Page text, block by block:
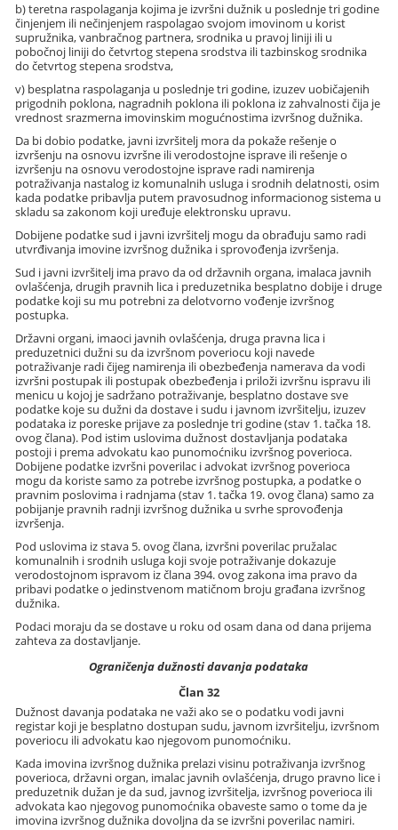
b) teretna raspolaganja kojima je izvršni dužnik u poslednje tri godine
činjenjem ili nečinjenjem raspolagao svojom imovinom u korist
supružnika, vanbračnog partnera, srodnika u pravoj liniji ili u
pobočnoj liniji do četvrtog stepena srodstva ili tazbinskog srodnika
do četvrtog stepena srodstva,
v) besplatna raspolaganja u poslednje tri godine, izuzev uobičajenih
prigodnih poklona, nagradnih poklona ili poklona iz zahvalnosti čija je
vrednost srazmerna imovinskim mogućnostima izvršnog dužnika.
Da bi dobio podatke, javni izvršitelj mora da pokaže rešenje o
izvršenju na osnovu izvršne ili verodostojne isprave ili rešenje o
izvršenju na osnovu verodostojne isprave radi namirenja
potraživanja nastalog iz komunalnih usluga i srodnih delatnosti, osim
kada podatke pribavlja putem pravosudnog informacionog sistema u
skladu sa zakonom koji uređuje elektronsku upravu.
Dobijene podatke sud i javni izvršitelj mogu da obrađuju samo radi
utvrđivanja imovine izvršnog dužnika i sprovođenja izvršenja.
Sud i javni izvršitelj ima pravo da od državnih organa, imalaca javnih
ovlašćenja, drugih pravnih lica i preduzetnika besplatno dobije i druge
podatke koji su mu potrebni za delotvorno vođenje izvršnog
postupka.
Državni organi, imaoci javnih ovlašćenja, druga pravna lica i
preduzetnici dužni su da izvršnom poveriocu koji navede
potraživanje radi čijeg namirenja ili obezbeđenja namerava da vodi
izvršni postupak ili postupak obezbeđenja i priloži izvršnu ispravu ili
menicu u kojoj je sadržano potraživanje, besplatno dostave sve
podatke koje su dužni da dostave i sudu i javnom izvršitelju, izuzev
podataka iz poreske prijave za poslednje tri godine (stav 1. tačka 18.
ovog člana). Pod istim uslovima dužnost dostavljanja podataka
postoji i prema advokatu kao punomoćniku izvršnog poverioca.
Dobijene podatke izvršni poverilac i advokat izvršnog poverioca
mogu da koriste samo za potrebe izvršnog postupka, a podatke o
pravnim poslovima i radnjama (stav 1. tačka 19. ovog člana) samo za
pobijanje pravnih radnji izvršnog dužnika u svrhe sprovođenja
izvršenja.
Pod uslovima iz stava 5. ovog člana, izvršni poverilac pružalac
komunalnih i srodnih usluga koji svoje potraživanje dokazuje
verodostojnom ispravom iz člana 394. ovog zakona ima pravo da
pribavi podatke o jedinstvenom matičnom broju građana izvršnog
dužnika.
Podaci moraju da se dostave u roku od osam dana od dana prijema
zahteva za dostavljanje.
Ograničenja dužnosti davanja podataka
Član 32
Dužnost davanja podataka ne važi ako se o podatku vodi javni
registar koji je besplatno dostupan sudu, javnom izvršitelju, izvršnom
poveriocu ili advokatu kao njegovom punomoćniku.
Kada imovina izvršnog dužnika prelazi visinu potraživanja izvršnog
poverioca, državni organ, imalac javnih ovlašćenja, drugo pravno lice i
preduzetnik dužan je da sud, javnog izvršitelja, izvršnog poverioca ili
advokata kao njegovog punomoćnika obaveste samo o tome da je
imovina izvršnog dužnika dovoljna da se izvršni poverilac namiri.